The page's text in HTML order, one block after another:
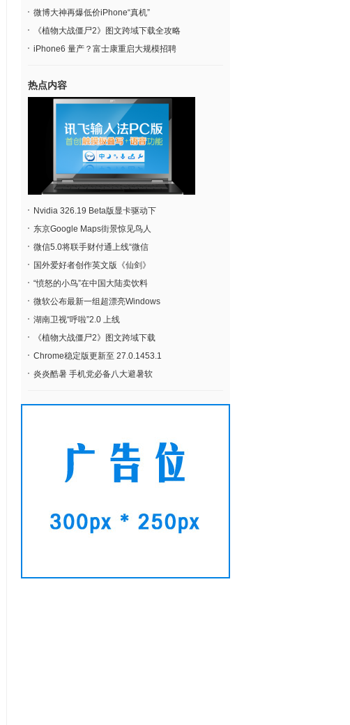
微博大神再爆低价iPhone“真机”
《植物大战僵尸2》图文跨域下载全攻略
iPhone6 量产？富士康重启大规模招聘
热点内容
Nvidia 326.19 Beta版显卡驱动下
东京Google Maps街景惊见鸟人
微信5.0将联手财付通上线“微信
国外爱好者创作英文版《仙剑》
“愤怒的小鸟”在中国大陆卖饮料
微软公布最新一组超漂亮Windows
湖南卫视“呼啦”2.0 上线
《植物大战僵尸2》图文跨域下载
Chrome稳定版更新至 27.0.1453.1
炎炎酷暑 手机党必备八大避暑软